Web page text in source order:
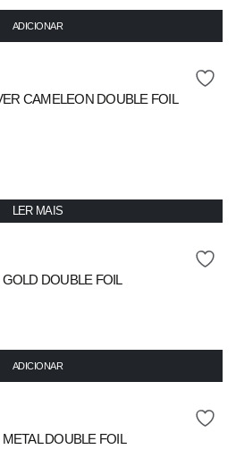
ADICIONAR
CAMELEON DOUBLE FOIL
LER MAIS
DOUBLE FOIL
ADICIONAR
DOUBLE FOIL